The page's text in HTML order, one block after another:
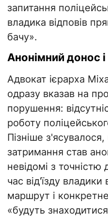
запитання
владика відповів
бачу».
Анонімний донос і
Адвокат ієрарха
одразу вказав на
порушення:
роботу
Пізніше
затримання став
невідомі з
час від'їзду владики
маршрут і
«будуть